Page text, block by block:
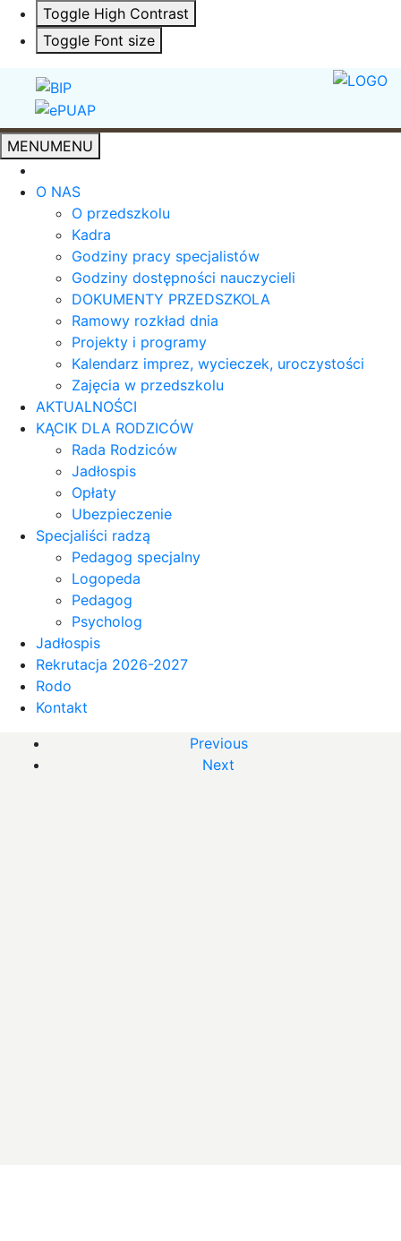
Toggle High Contrast
Toggle Font size
MENUMENU
O NAS
O przedszkolu
Kadra
Godziny pracy specjalistów
Godziny dostępności nauczycieli
DOKUMENTY PRZEDSZKOLA
Ramowy rozkład dnia
Projekty i programy
Kalendarz imprez, wycieczek, uroczystości
Zajęcia w przedszkolu
AKTUALNOŚCI
KĄCIK DLA RODZICÓW
Rada Rodziców
Jadłospis
Opłaty
Ubezpieczenie
Specjaliści radzą
Pedagog specjalny
Logopeda
Pedagog
Psycholog
Jadłospis
Rekrutacja 2026-2027
Rodo
Kontakt
Previous
Next